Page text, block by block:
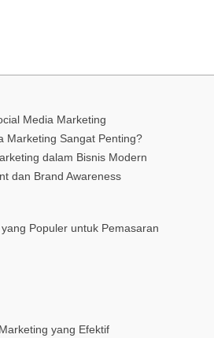
Media Marketing
Marketing Sangat Penting?
dalam Bisnis Modern
dan Brand Awareness
Populer untuk Pemasaran
yang Efektif